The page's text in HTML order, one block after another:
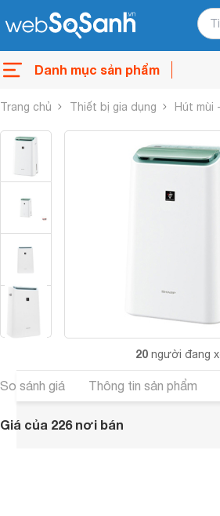
Danh mục sản phẩm
Trang chủ Thiết bị gia dụng Hút mùi
20 người đang
So sánh giá Thông tin sản phẩm
Giá của 226 nơi bán